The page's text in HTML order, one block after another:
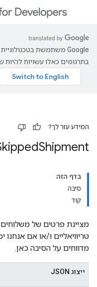
בתרגומים כאלו עשויות להיות
המידע עזר לך?
Shipment
בדף הזה
סיבה
קוד
מציינת פרטים של
טריוויאליים ו/או אם אנחנו
מדווחים על הסיבה כאן.
ייצוג JSON